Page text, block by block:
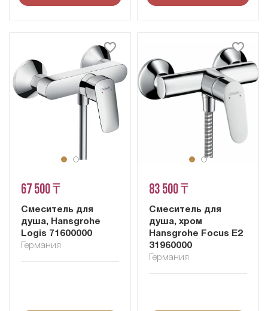
67 500 ₸
Смеситель для
душа, Hansgrohe
Logis 71600000
Германия
83 500 ₸
Смеситель для
душа, хром
Hansgrohe Focus E2
31960000
Германия